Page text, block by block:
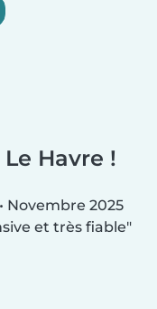
Havre !
• Novembre 2025
et très fiable